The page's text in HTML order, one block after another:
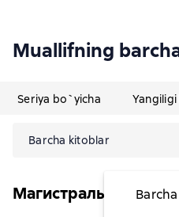
Muallifning
Seriya bo`yicha
Barcha kitoblar
Магистраль. Original